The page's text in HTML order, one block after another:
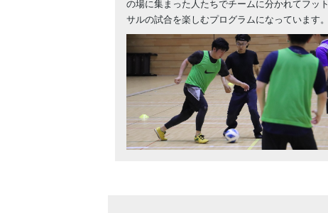
の場に集まった人たちでチームに分かれてフット
サルの試合を楽しむプログラムになっています。